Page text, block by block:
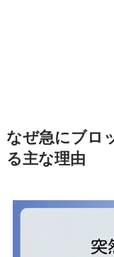
なぜ急にブロ
る主な理由